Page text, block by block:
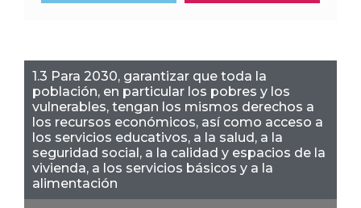
1.3 Para 2030, garantizar que toda la
población, en particular los pobres y los
vulnerables, tengan los mismos derechos a
los recursos económicos, así como acceso a
los servicios educativos, a la salud, a la
seguridad social, a la calidad y espacios de la
vivienda, a los servicios básicos y a la
alimentación